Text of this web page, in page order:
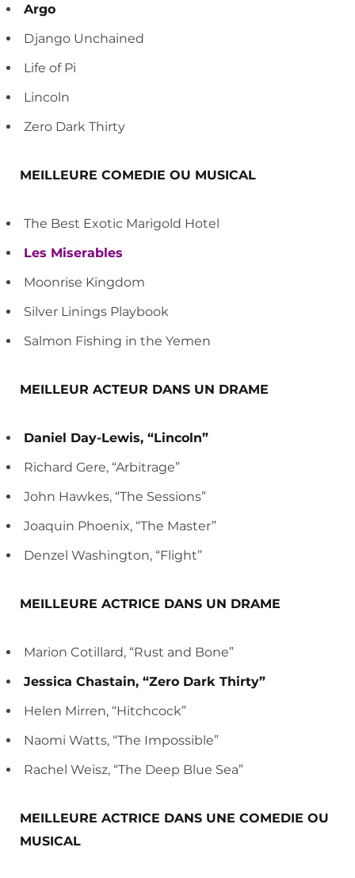
Argo
Django Unchained
Life of Pi
Lincoln
Zero Dark Thirty
MEILLEURE COMEDIE OU MUSICAL
The Best Exotic Marigold Hotel
Les Miserables
Moonrise Kingdom
Silver Linings Playbook
Salmon Fishing in the Yemen
MEILLEUR ACTEUR DANS UN DRAME
Daniel Day-Lewis, “Lincoln”
Richard Gere, “Arbitrage”
John Hawkes, “The Sessions”
Joaquin Phoenix, “The Master”
Denzel Washington, “Flight”
MEILLEURE ACTRICE DANS UN DRAME
Marion Cotillard, “Rust and Bone”
Jessica Chastain, “Zero Dark Thirty”
Helen Mirren, “Hitchcock”
Naomi Watts, “The Impossible”
Rachel Weisz, “The Deep Blue Sea”
MEILLEURE ACTRICE DANS UNE COMEDIE OU
MUSICAL